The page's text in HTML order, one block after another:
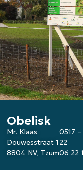
Obelisk
Mr. Klaas
Douwesstraat 1
8804 NV, Tzum
0517
22
06 22